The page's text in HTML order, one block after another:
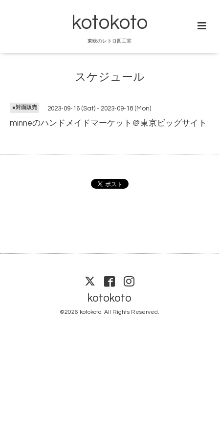
kotokoto
東欧のレトロ図工室
スケジュール
●対面販売 2023-09-16 (Sat) - 2023-09-18 (Mon)
minneのハンドメイドマーケット＠東京ビッグサイト
kotokoto
©2026 kotokoto. All Rights Reserved.